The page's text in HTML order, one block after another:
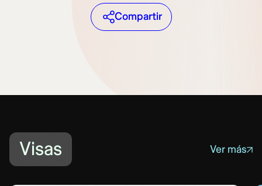
Compartir
Visas Ver más